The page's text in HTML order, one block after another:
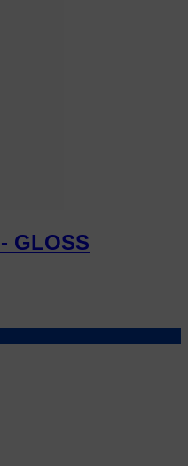
GLOSS